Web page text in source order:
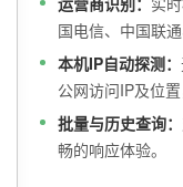
国电信、中国联
本机IP自动探测：
公网访问IP及位置
批量与历史查询：
畅的响应体验。